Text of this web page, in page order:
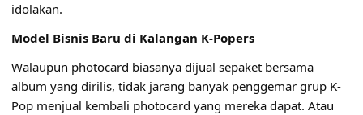
idolakan.
Model Bisnis Baru di Kalangan K-Popers
Walaupun photocard biasanya dijual sepaket bersama
album yang dirilis, tidak jarang banyak penggemar grup K-
Pop menjual kembali photocard yang mereka dapat. Atau